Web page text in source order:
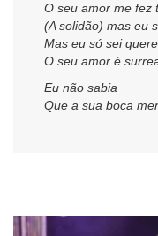
O seu amor me fez
(A solidão) mas eu
Mas eu só sei
O seu amor é
Eu não sabia
Que a sua boca